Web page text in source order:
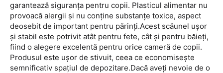
garantează siguranța pentru copii. Plasticul alimentar nu
provoacă alergii și nu conține substanțe toxice, aspect
deosebit de important pentru părinți.Acest scăunel ușor
și stabil este potrivit atât pentru fete, cât și pentru băieți,
fiind o alegere excelentă pentru orice cameră de copii.
Produsul este ușor de stivuit, ceea ce economisește
semnificativ spațiul de depozitare.Dacă aveți nevoie de o